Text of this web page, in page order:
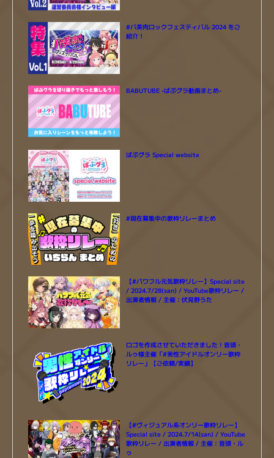
#バ美肉ロックフェスティバル 2024 をご
紹介！
BABUTUBE -ばぶグラ動画まとめ-
ばぶグラ Special website
#現在募集中の歌枠リレーまとめ
【#パワフル元気歌枠リレー】Special site
/ 2024.7/28(san) / YouTube歌枠リレー /
出演者情報 / 主催：伏見野うた
ロゴを作成させていただきました！音頭・
ルゥ様主催「#男性アイドルオンリー歌枠
リレー」【ご依頼/実績】
【#ヴィジュアル系オンリー歌枠リレー】
Special site / 2024.7/14(san) / YouTube
歌枠リレー / 出演者情報 / 主催：音頭・ル
ゥ